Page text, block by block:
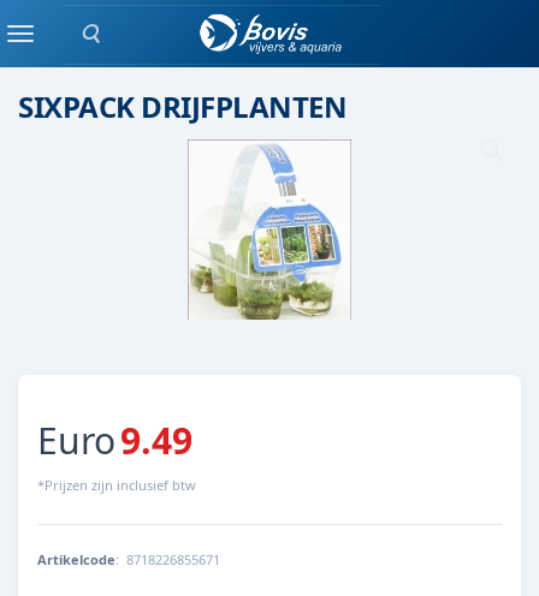
Zoeken
Menudrijfplant
SIXPACK DRIJFPLANTEN
Euro9.49
*Prijzen zijn inclusief btw
Artikelcode: 8718226855671